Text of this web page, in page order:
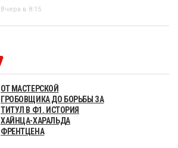
Вчера в 8:15
ОТ МАСТЕРСКОЙ
ГРОБОВЩИКА ДО БОРЬБЫ ЗА
ТИТУЛ В Ф1. ИСТОРИЯ
ХАЙНЦА-ХАРАЛЬДА
ФРЕНТЦЕНА